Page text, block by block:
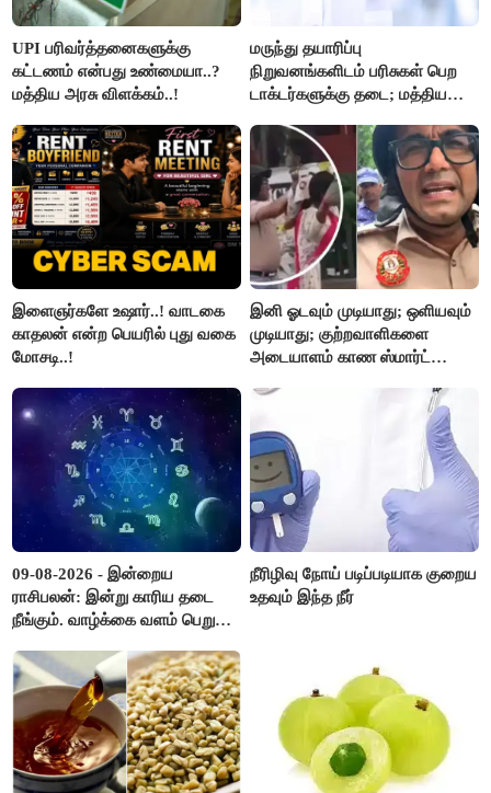
UPI பரிவர்த்தனைகளுக்கு
கட்டணம் என்பது உண்மையா..?
மத்திய அரசு விளக்கம்..!
மருந்து தயாரிப்பு
நிறுவனங்களிடம் பரிசுகள் பெற
டாக்டர்களுக்கு தடை; மத்திய
இளைஞர்களே உஷார்..! வாடகை
காதலன் என்ற பெயரில் புது வகை
மோசடி..!
இனி ஓடவும் முடியாது; ஒளியவும்
முடியாது; குற்றவாளிகளை
அடையாளம் காண ஸ்மார்ட்
09-08-2026 - இன்றைய
ராசிபலன்: இன்று காரிய தடை
நீங்கும். வாழ்க்கை வளம் பெறும்.
எடைபோடுவது நல்லது..!
நீரிழிவு நோய் படிப்படியாக குறைய
உதவும் இந்த நீர்